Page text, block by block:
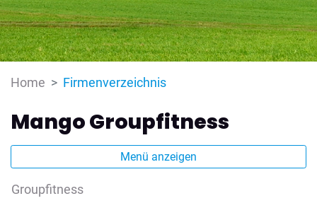
Home Firmenverzeichnis(ausgewählt)
Mango Groupfitness
Menü anzeigen
Groupfitness